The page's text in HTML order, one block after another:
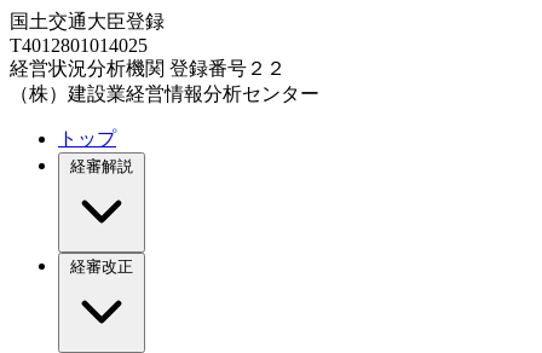
国土交通大臣登録
T4012801014025
経営状況分析機関 登録番号２２
（株）建設業経営情報分析センター
トップ
経審解説
経審改正